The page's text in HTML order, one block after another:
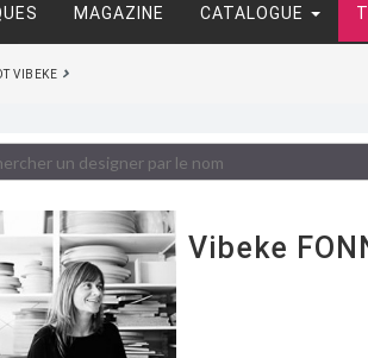
MAGAZINE CATALOGUE
VIBEKE
Vibeke